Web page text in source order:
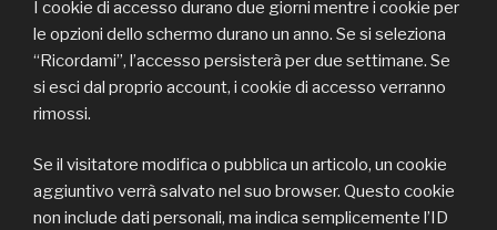
I cookie di accesso durano due giorni mentre i cookie per
le opzioni dello schermo durano un anno. Se si seleziona
“Ricordami”, l’accesso persisterà per due settimane. Se
si esci dal proprio account, i cookie di accesso verranno
rimossi.
Se il visitatore modifica o pubblica un articolo, un cookie
aggiuntivo verrà salvato nel suo browser. Questo cookie
non include dati personali, ma indica semplicemente l’ID